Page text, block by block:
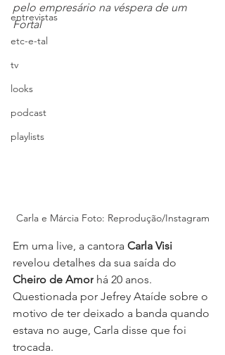
entrevistas
etc-e-tal
tv
looks
podcast
playlists
pelo empresário na véspera de um
Fortal
Carla e Márcia Foto: Reprodução/Instagram
Em uma live, a cantora Carla Visi
revelou detalhes da sua saída do
Cheiro de Amor há 20 anos.
Questionada por Jefrey Ataíde sobre o
motivo de ter deixado a banda quando
estava no auge, Carla disse que foi
trocada.